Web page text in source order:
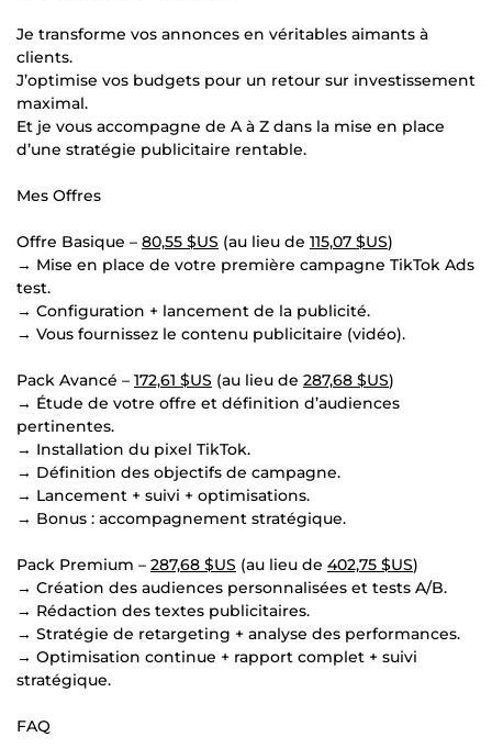
Je transforme vos annonces en véritables aimants à
clients.
J’optimise vos budgets pour un retour sur investissement
maximal.
Et je vous accompagne de A à Z dans la mise en place
d’une stratégie publicitaire rentable.
Mes Offres
Offre Basique – 80,55 $US (au lieu de 115,07 $US)
→ Mise en place de votre première campagne TikTok Ads
test.
→ Configuration + lancement de la publicité.
→ Vous fournissez le contenu publicitaire (vidéo).
Pack Avancé – 172,61 $US (au lieu de 287,68 $US)
→ Étude de votre offre et définition d’audiences
pertinentes.
→ Installation du pixel TikTok.
→ Définition des objectifs de campagne.
→ Lancement + suivi + optimisations.
→ Bonus : accompagnement stratégique.
Pack Premium – 287,68 $US (au lieu de 402,75 $US)
→ Création des audiences personnalisées et tests A/B.
→ Rédaction des textes publicitaires.
→ Stratégie de retargeting + analyse des performances.
→ Optimisation continue + rapport complet + suivi
stratégique.
FAQ